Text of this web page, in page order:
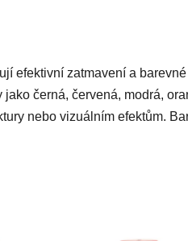
efektivní zatmavení a
černá, červená, modrá,
nebo vizuálním efektům.